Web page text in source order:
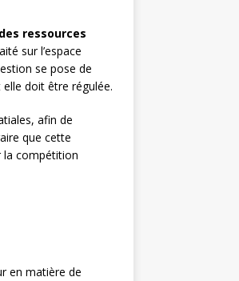
ressources
sur l’espace
se pose de
doit être régulée.
afin de
que cette
la compétition
en matière de